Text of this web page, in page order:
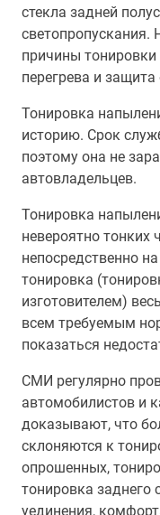
стекла задней
светопропускания.
причины тонировки
перегрева и защита
Тонировка
историю. Срок
поэтому она не
автовладельцев.
Тонировка
невероятно тонких
непосредственно
тонировка
изготовителем)
всем требуемым
показаться
СМИ регулярно
автомобилистов и
доказывают, что
склоняются к
опрошенных,
тонировка заднего
уединения,